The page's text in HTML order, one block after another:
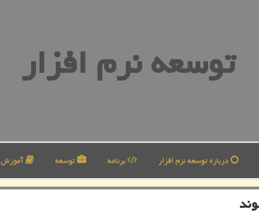
توسعه نرم افزار
درباره توسعه نرم افزار برنامه توسعه آموزش